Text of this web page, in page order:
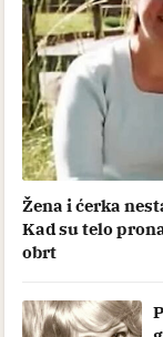
Žena i ćerka
Kad su telo
obrt